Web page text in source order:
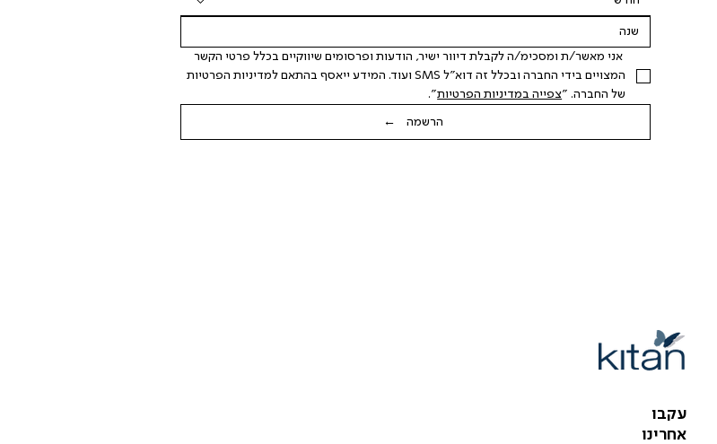
עקבו
אחרינו
אני מאשר/ת ומסכימ/ה לקבלת דיוור ישיר, הודעות ופרסומים שיווקיים בכלל פרטי הקשר
המצויים בידי החברה ובכלל זה דוא"ל SMS ועוד. המידע ייאסף בהתאם למדיניות הפרטיות
של החברה. "צפייה במדיניות הפרטיות".
הרשמה ←